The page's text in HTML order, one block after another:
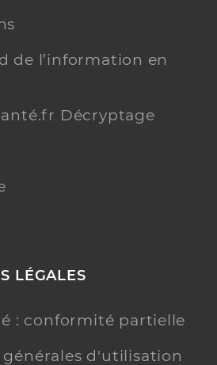
de l’information en
Décryptage
LÉGALES
: conformité partielle
d'utilisation